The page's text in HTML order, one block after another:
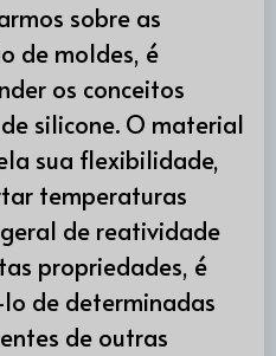
sobre as
de moldes, é
os conceitos
silicone. O material
sua flexibilidade,
temperaturas
de reatividade
propriedades, é
de determinadas
de outras